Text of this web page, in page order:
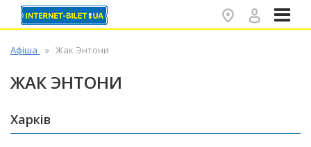
Афіша Жак Энтони
ЖАК ЭНТОНИ
Харків